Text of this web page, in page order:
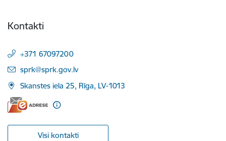
Kontakti
+371 67097200
E-pasts:
sprk@sprk.gov.lv
Skanstes iela 25, Rīga, LV-1013
Visi kontakti